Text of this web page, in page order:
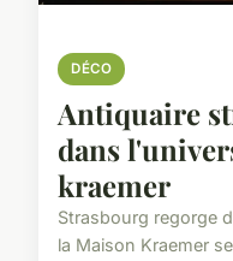
DÉCO
Antiquaire
dans
kraemer
Strasbourg regorge
la Maison Kraemer